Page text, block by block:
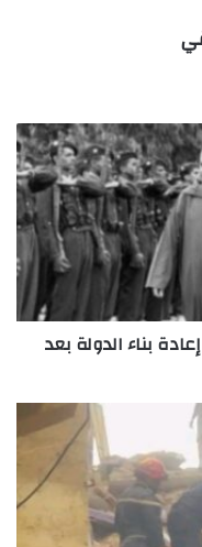
1956: مرحلة إعادة بناء الدولة بعد